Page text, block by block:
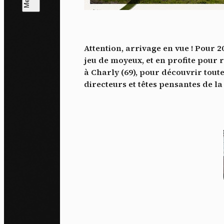
Attention, arrivage en vue ! Pour
jeu de moyeux, et en profite pour
à Charly (69), pour découvrir
directeurs et têtes pensantes de